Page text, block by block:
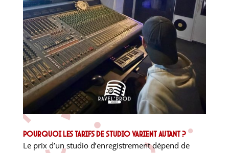
Pourquoi les tarifs de studio varient autant ?
Le prix d’un studio d’enregistrement dépend de